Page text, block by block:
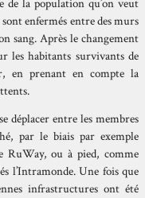
de la population qu’on veut
enfermés entre des murs
sang. Après le changement
les habitants survivants de
en prenant en compte la
déplacer entre les membres
par le biais par exemple
RuWay, ou à pied, comme
l’Intramonde. Une fois que
infrastructures ont été